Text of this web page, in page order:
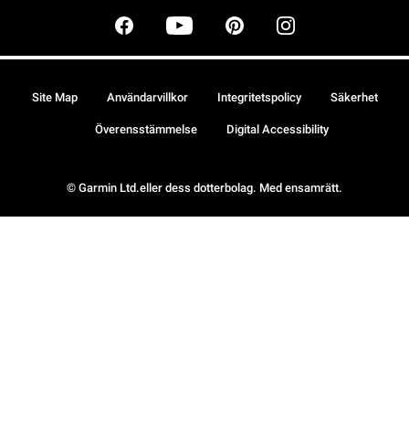
© Garmin Ltd.eller dess dotterbolag. Med ensamrätt.
Site Map Användarvillkor Integritetspolicy Säkerhet
Överensstämmelse Digital Accessibility